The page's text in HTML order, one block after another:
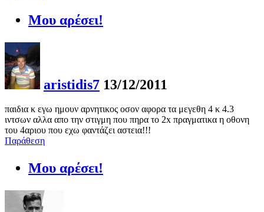
Μου αρέσει!
aristidis7 13/12/2011
παιδια κ εγω ημουν αρνητικος οσον αφορα τα μεγεθη 4 κ 4.3
ιντσων αλλα απο την στιγμη που πηρα το 2x πραγματικα η οθονη
του 4αριου που εχω φαντάζει αστεια!!!
Παράθεση
Μου αρέσει!